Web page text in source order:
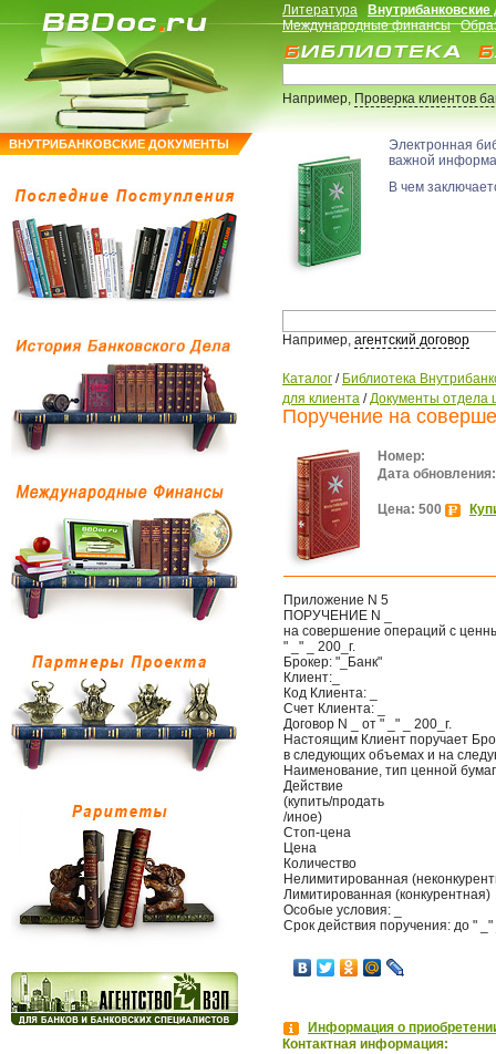
ВНУТРИБАНКОВСКИЕ ДОКУМЕНТЫ
Литература
Международные финансы
Например,Проверка клиентов
Электронная
важной
В чем
Например, агентский договор
Каталог / Библиотека
для клиента /Документы отдела
Поручение на
Номер:
Дата обновления:
Цена: 500
Приложение N 5
ПОРУЧЕНИЕ N _
на совершение операций с
" _" _ 200_г.
Брокер: "_Банк"
Клиент:_
Код Клиента: _
Счет Клиента: _
Договор N _ от " _" _ 200_г.
Настоящим Клиент поручает
в следующих объемах и на
Наименование, тип ценной
Действие
(купить/продать
/иное)
Стоп-цена
Цена
Количество
Нелимитированная
Лимитированная (конкурентная)
Особые условия: _
Срок действия поручения: до " _"
Информация о
Контактная информация: